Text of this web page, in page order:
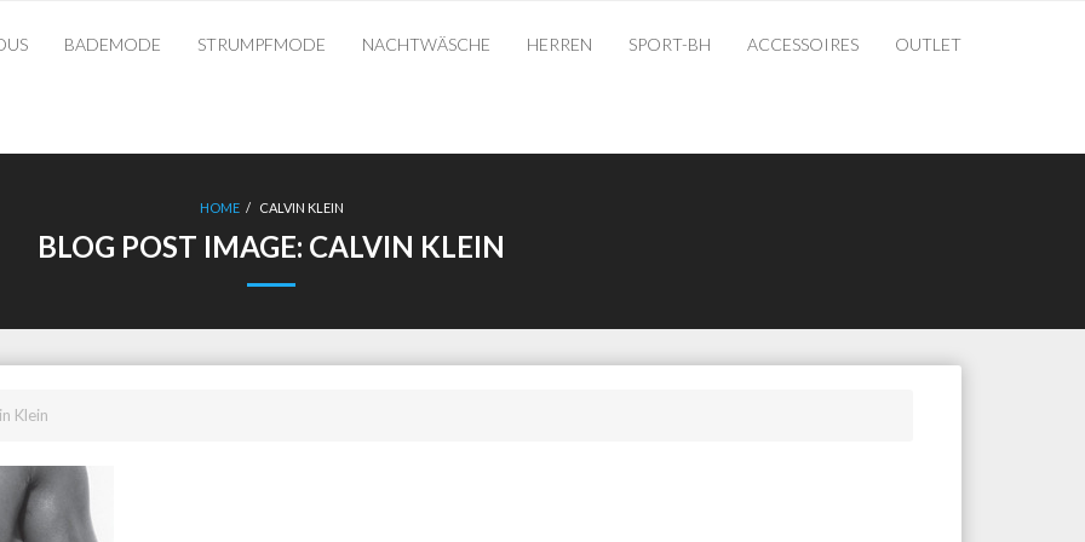
BADEMODE STRUMPFMODE NACHTWÄSCHE HERREN SPORT-BH ACCESSOIRES OUTLET
HOME / CALVIN KLEIN
BLOG POST IMAGE: CALVIN KLEIN
Klein